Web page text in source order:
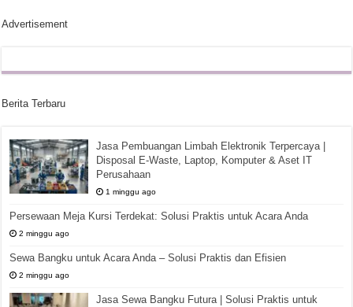
Advertisement
Berita Terbaru
Jasa Pembuangan Limbah Elektronik Terpercaya |
Disposal E-Waste, Laptop, Komputer & Aset IT
Perusahaan
1 minggu ago
Persewaan Meja Kursi Terdekat: Solusi Praktis untuk Acara Anda
2 minggu ago
Sewa Bangku untuk Acara Anda – Solusi Praktis dan Efisien
2 minggu ago
Jasa Sewa Bangku Futura | Solusi Praktis untuk